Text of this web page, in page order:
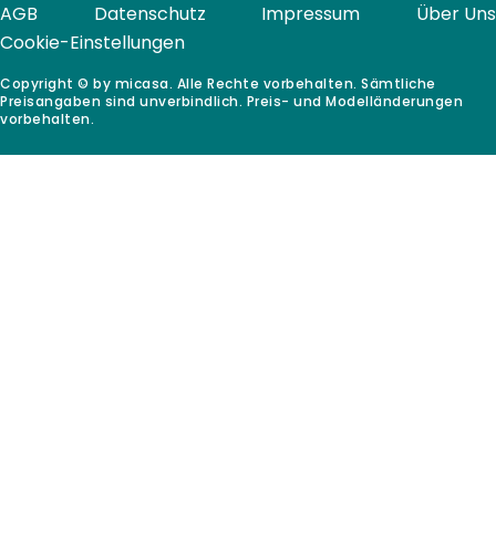
Copyright © by micasa. Alle Rechte vorbehalten. Sämtliche
Preisangaben sind unverbindlich. Preis- und Modelländerungen
vorbehalten.
AGB Datenschutz Impressum
Über Uns
Cookie-Einstellungen